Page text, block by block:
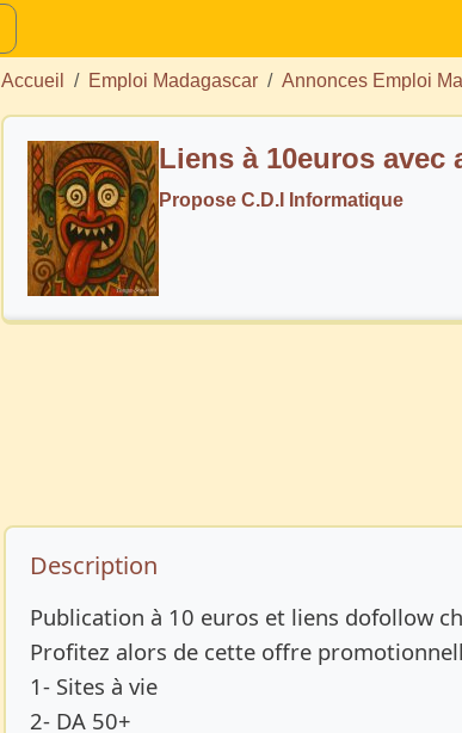
Accueil Emploi Madagascar Annonces Emploi
Liens à 10euros avec
Propose C.D.I Informatique
Description de l’annonce
Description
Publication à 10 euros et liens dofollow
Profitez alors de cette offre
1- Sites à vie
2- DA 50+